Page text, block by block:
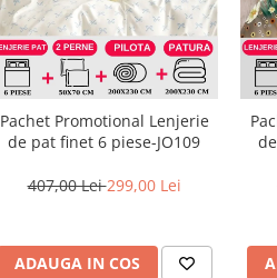
Pachet Promotional Lenjerie
de pat finet 6 piese-JO109
407,00 Lei299,00 Lei
ADAUGA IN COS